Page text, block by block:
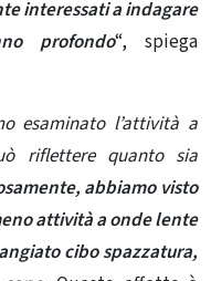
interessati a indagare
profondo“, spiega
esaminato l’attività a
riflettere quanto sia
abbiamo visto
attività a onde lente
cibo spazzatura,